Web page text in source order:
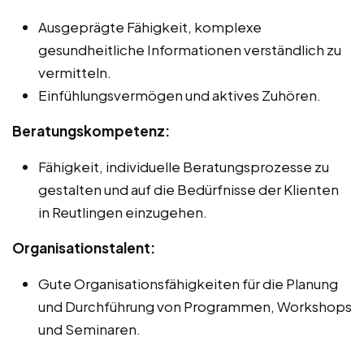
Ausgeprägte Fähigkeit, komplexe
gesundheitliche Informationen verständlich zu
vermitteln.
Einfühlungsvermögen und aktives Zuhören.
Beratungskompetenz:
Fähigkeit, individuelle Beratungsprozesse zu
gestalten und auf die Bedürfnisse der Klienten
in Reutlingen einzugehen.
Organisationstalent:
Gute Organisationsfähigkeiten für die Planung
und Durchführung von Programmen, Workshops
und Seminaren.